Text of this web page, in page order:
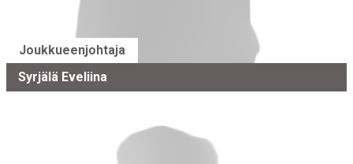
Joukkueenjohtaja
Syrjälä Eveliina